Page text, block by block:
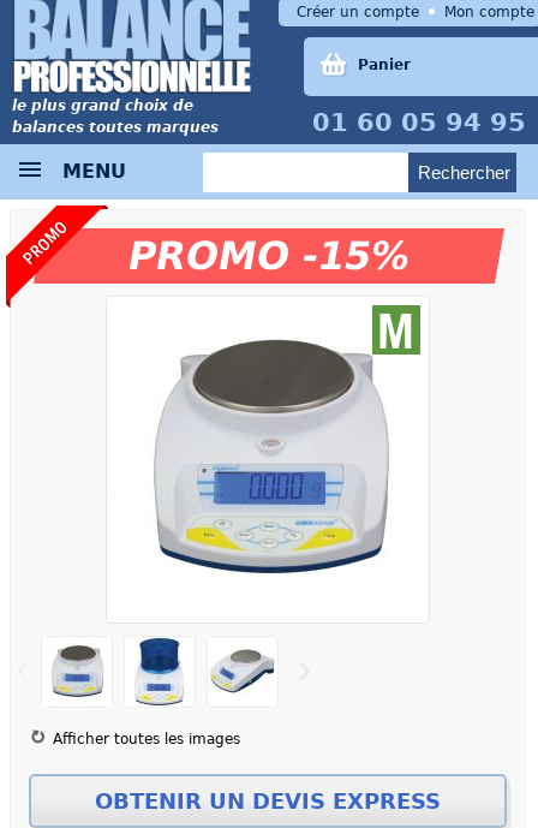
le plus grand choix de
balances toutes marques
01 60 05 94 95
Panier
Créer un compte Mon compte
MENU
PROMO PROMO -15%
Afficher toutes les images